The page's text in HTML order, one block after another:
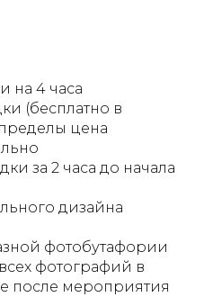
на 4 часа
(бесплатно в
цена
за 2 часа до начала
дизайна
фотобутафории
фотографий в
после мероприятия